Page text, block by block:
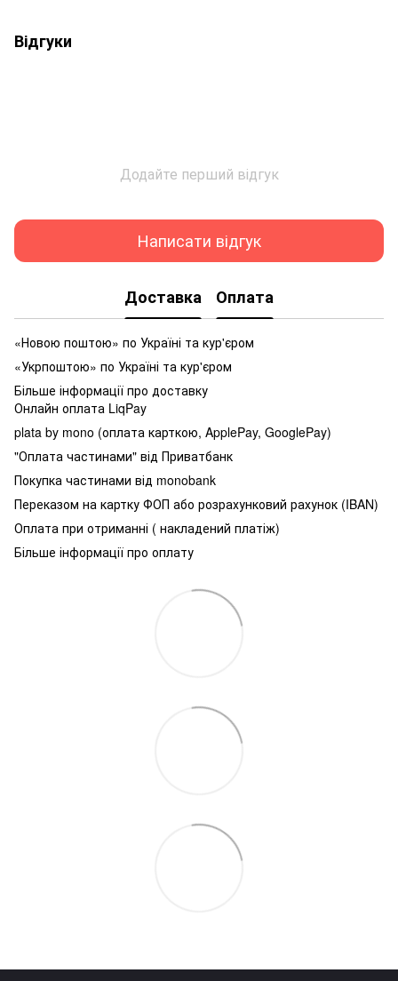
Відгуки
Додайте перший відгук
Написати відгук
Доставка Оплата
«Новою поштою» по Україні та кур'єром
«Укрпоштою» по Україні та кур'єром
Більше інформації про доставку
Онлайн оплата LiqPay
plata by mono (оплата карткою, ApplePay, GooglePay)
"Оплата частинами" від Приватбанк
Покупка частинами від monobank
Переказом на картку ФОП або розрахунковий рахунок (IBAN)
Оплата при отриманні ( накладений платіж)
Більше інформації про оплату